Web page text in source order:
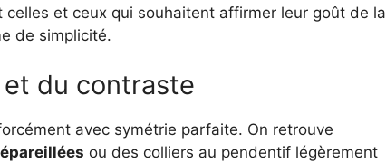
et ceux qui souhaitent affirmer leur goût de la
de simplicité.
et du contraste
avec symétrie parfaite. On retrouve
ou des colliers au pendentif légèrement